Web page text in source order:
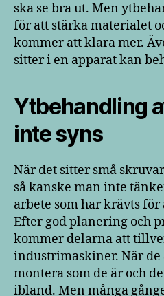
ska se bra ut. Men
för att stärka materialet
kommer att klara mer.
sitter i en apparat kan
Ytbehandling
inte syns
När det sitter små
så kanske man inte
arbete som har krävts
Efter god planering och
kommer delarna att
industrimaskiner. När de
montera som de är och
ibland. Men många